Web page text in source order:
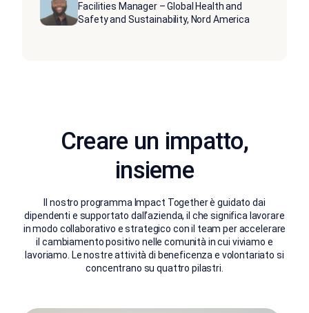
Facilities Manager – Global Health and
Safety and Sustainability, Nord America
Creare un impatto,
insieme
Il nostro programma Impact Together è guidato dai
dipendenti e supportato dall’azienda, il che significa lavorare
in modo collaborativo e strategico con il team per accelerare
il cambiamento positivo nelle comunità in cui viviamo e
lavoriamo. Le nostre attività di beneficenza e volontariato si
concentrano su quattro pilastri.